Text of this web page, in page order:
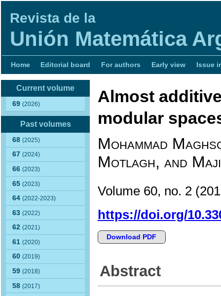
Revista de la
Unión Matemática
Home Editorial board For authors Early view Issue
Current volume
69(2026)
Past volumes
68(2025)
67(2024)
66(2023)
65(2023)
64(2022-2023)
63(2022)
62(2021)
61(2020)
60(2019)
59(2018)
58(2017)
Almost
modular
Mohammad
Motlagh, and
Volume 60, no. 2
https://doi.org/
Download PDF
Abstract